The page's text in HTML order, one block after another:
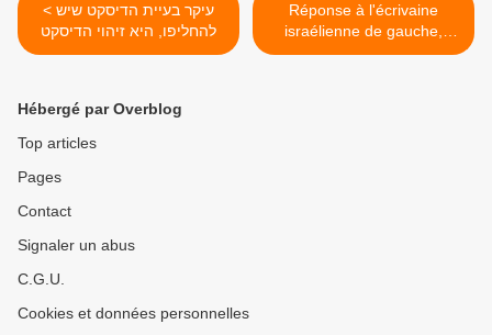
< עיקר בעיית הדיסקט שיש
להחליפו, היא זיהוי הדיסקט
Réponse à l'écrivaine
israélienne de gauche,
première partie >
Hébergé par Overblog
Top articles
Pages
Contact
Signaler un abus
C.G.U.
Cookies et données personnelles